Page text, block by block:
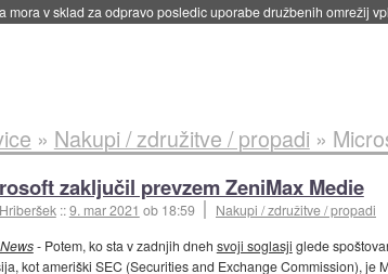
mora v sklad za odpravo posledic uporabe družbenih omrežij
» Nakupi / združitve / propadi »
zaključil prevzem ZeniMax Medie
::9. mar 2021 ob 18:59 Nakupi / združitve / propadi
- Potem, ko sta v zadnjih dneh svoji soglasji glede
kot ameriški SEC (Securities and Exchange Commission), je